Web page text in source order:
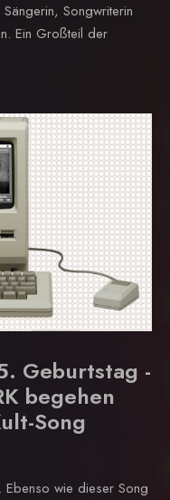
Songwriterin
Ein Großteil der
Geburtstag -
begehen
Song
wie dieser Song